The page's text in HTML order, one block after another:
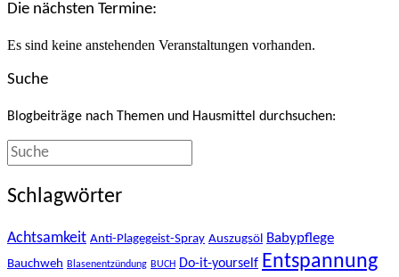
Die nächsten Termine:
Es sind keine anstehenden Veranstaltungen vorhanden.
Suche
Blogbeiträge nach Themen und Hausmittel durchsuchen:
Schlagwörter
Achtsamkeit Anti-Plagegeist-Spray Auszugsöl Babypflege
Bauchweh Blasenentzündung BUCH Do-it-yourself Entspannung